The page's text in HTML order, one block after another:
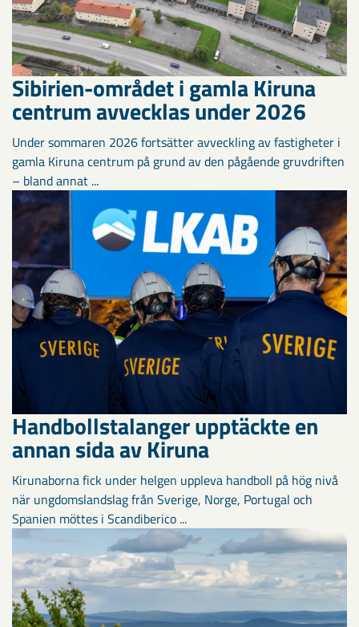
Sibirien-området i gamla Kiruna
centrum avvecklas under 2026
Under sommaren 2026 fortsätter avveckling av fastigheter i
gamla Kiruna centrum på grund av den pågående gruvdriften
– bland annat ...
Handbollstalanger upptäckte en
annan sida av Kiruna
Kirunaborna fick under helgen uppleva handboll på hög nivå
när ungdomslandslag från Sverige, Norge, Portugal och
Spanien möttes i Scandiberico ...